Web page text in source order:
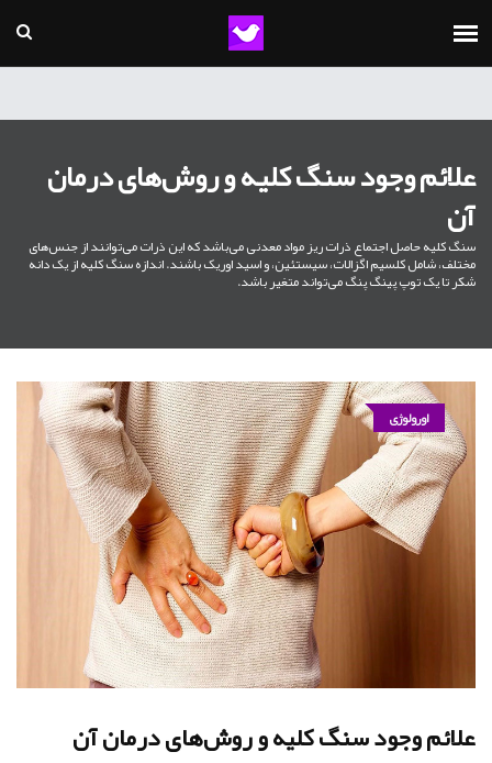
علائم وجود سنگ کلیه و روش‌های درمان
آن
سنگ کلیه حاصل اجتماع ذرات ریز مواد معدنی می‌باشد که این ذرات می‌توانند از جنس‌های
مختلف، شامل کلسیم اگزالات، سیستئین، و اسید اوریک باشند. اندازه سنگ کلیه از یک دانه
شکر تا یک توپ پینگ پنگ می‌تواند متغیر باشد.
اورولوژی
علائم وجود سنگ کلیه و روش‌های درمان آن